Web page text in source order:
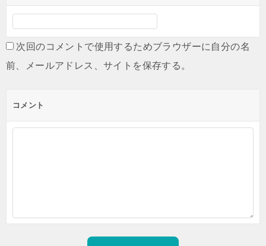
次回のコメントで使用するためブラウザーに自分の名
前、メールアドレス、サイトを保存する。
コメント